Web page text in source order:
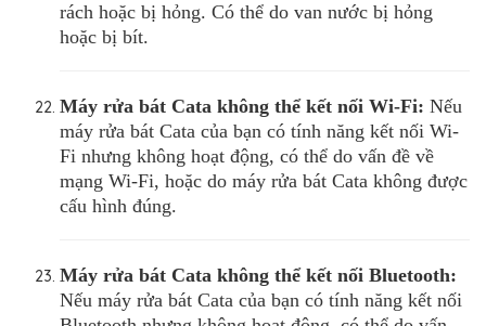
rách hoặc bị hỏng. Có thể do van nước bị hỏng
hoặc bị bít.
Máy rửa bát Cata không thể kết nối Wi-Fi: Nếu
máy rửa bát Cata của bạn có tính năng kết nối Wi-
Fi nhưng không hoạt động, có thể do vấn đề về
mạng Wi-Fi, hoặc do máy rửa bát Cata không được
cấu hình đúng.
Máy rửa bát Cata không thể kết nối Bluetooth:
Nếu máy rửa bát Cata của bạn có tính năng kết nối